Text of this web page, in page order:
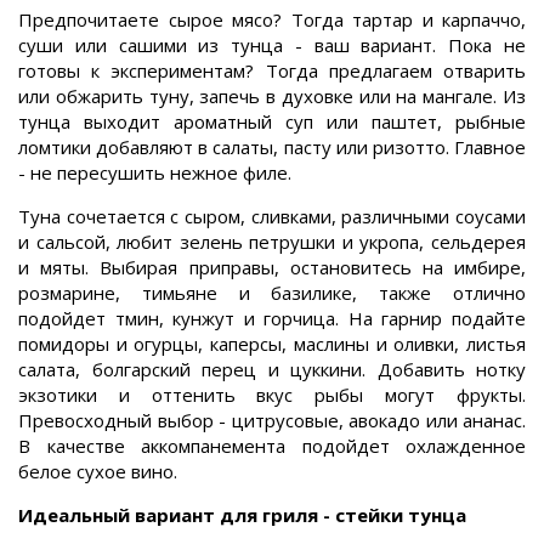
Предпочитаете сырое мясо? Тогда тартар и карпаччо,
суши или сашими из тунца - ваш вариант. Пока не
готовы к экспериментам? Тогда предлагаем отварить
или обжарить туну, запечь в духовке или на мангале. Из
тунца выходит ароматный суп или паштет, рыбные
ломтики добавляют в салаты, пасту или ризотто. Главное
- не пересушить нежное филе.
Туна сочетается с сыром, сливками, различными соусами
и сальсой, любит зелень петрушки и укропа, сельдерея
и мяты. Выбирая приправы, остановитесь на имбире,
розмарине, тимьяне и базилике, также отлично
подойдет тмин, кунжут и горчица. На гарнир подайте
помидоры и огурцы, каперсы, маслины и оливки, листья
салата, болгарский перец и цуккини. Добавить нотку
экзотики и оттенить вкус рыбы могут фрукты.
Превосходный выбор - цитрусовые, авокадо или ананас.
В качестве аккомпанемента подойдет охлажденное
белое сухое вино.
Идеальный вариант для гриля - стейки тунца